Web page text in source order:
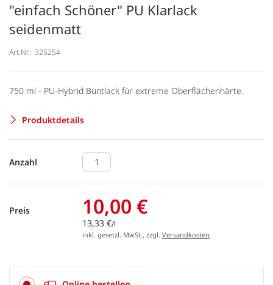
"einfach Schöner" PU Klarlack
seidenmatt
Art.Nr.: 325254
750 ml - PU-Hybrid Buntlack für extreme Oberflächenhärte.
Produktdetails
Anzahl
Preis 10,00 €
13,33 €/l
inkl. gesetzl. MwSt., zzgl. Versandkosten